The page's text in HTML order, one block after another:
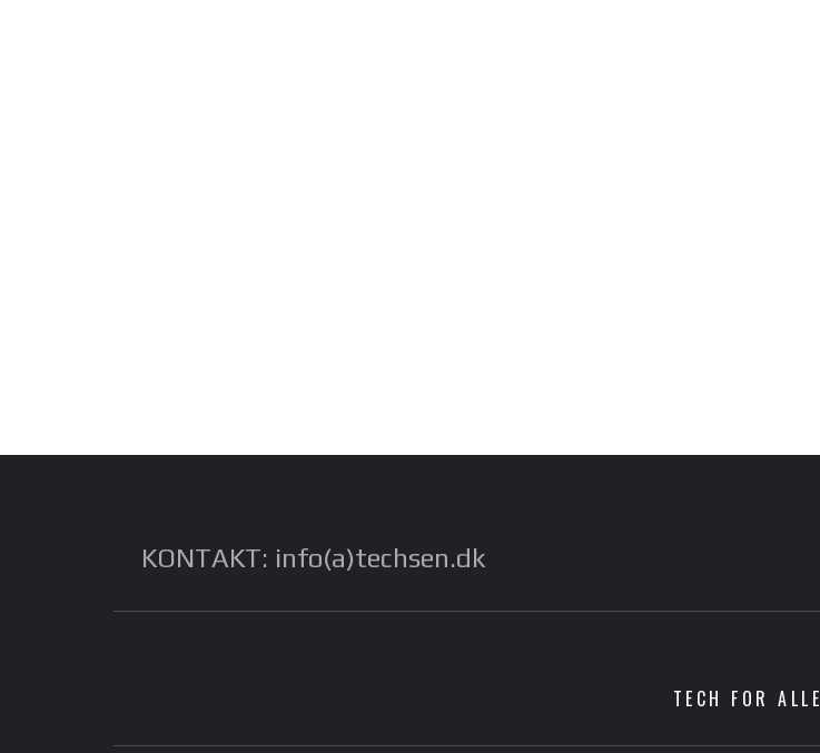
KONTAKT: info(a)techsen.dk
TECH FOR ALLE